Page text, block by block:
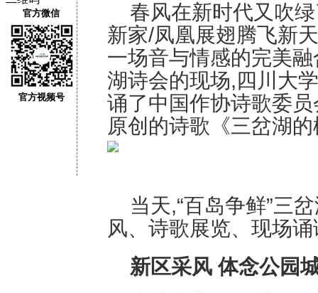
官方微信
官方视频号
春风在新时代又吹
新家/凤凰展翅腾飞新
一场音与情感的完美
湖诗会的现场,四川大
诵了中国作协诗歌委
原创的诗歌《三岔湖
当天,“百岛争鲜”三
风、诗歌展览、现场
新区采风 体念公园